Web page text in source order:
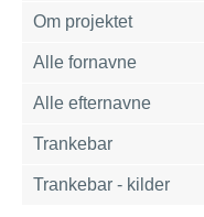
Om projektet
Alle fornavne
Alle efternavne
Trankebar
Trankebar - kilder